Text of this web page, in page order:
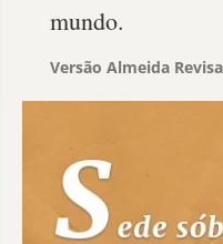
mundo.
Versão Almeida